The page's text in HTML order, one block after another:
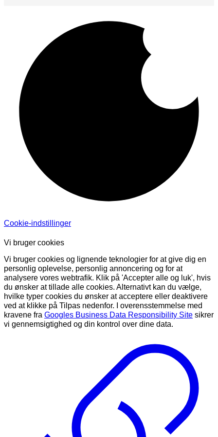
Cookie-indstillinger
Vi bruger cookies
Vi bruger cookies og lignende teknologier for at give dig en
personlig oplevelse, personlig annoncering og for at
analysere vores webtrafik. Klik på 'Accepter alle og luk', hvis
du ønsker at tillade alle cookies. Alternativt kan du vælge,
hvilke typer cookies du ønsker at acceptere eller deaktivere
ved at klikke på Tilpas nedenfor. I overensstemmelse med
kravene fra Googles Business Data Responsibility Site sikrer
vi gennemsigtighed og din kontrol over dine data.